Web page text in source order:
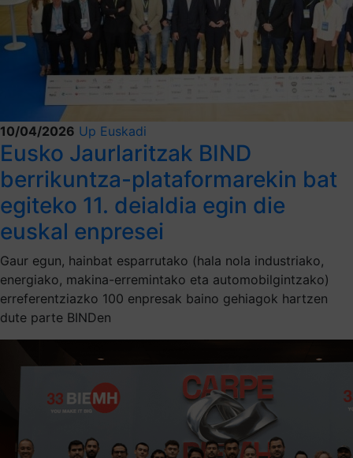
10/04/2026 Up Euskadi
Eusko Jaurlaritzak BIND
berrikuntza-plataformarekin bat
egiteko 11. deialdia egin die
euskal enpresei
Gaur egun, hainbat esparrutako (hala nola industriako,
energiako, makina-erremintako eta automobilgintzako)
erreferentziazko 100 enpresak baino gehiagok hartzen
dute parte BINDen